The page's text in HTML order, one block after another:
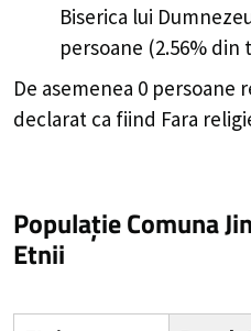
Biserica lui
persoane (2.56%
De asemenea 0 persoane
declarat ca fiind Fara
Populație Comuna
Etnii